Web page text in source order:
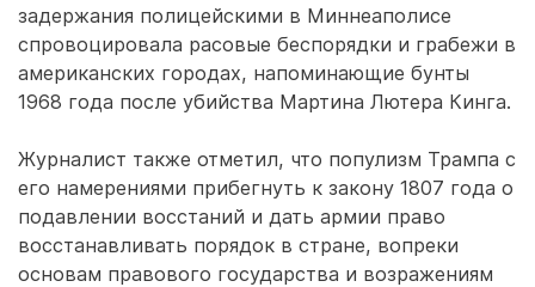
задержания полицейскими в Миннеаполисе
спровоцировала расовые беспорядки и грабежи в
американских городах, напоминающие бунты
1968 года после убийства Мартина Лютера Кинга.
Журналист также отметил, что популизм Трампа с
его намерениями прибегнуть к закону 1807 года о
подавлении восстаний и дать армии право
восстанавливать порядок в стране, вопреки
основам правового государства и возражениям